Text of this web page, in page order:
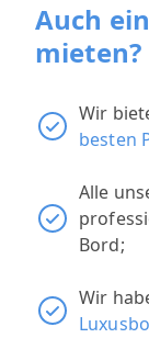
Auch
mieten?
Wir
besten
Alle
Bord;
Wir